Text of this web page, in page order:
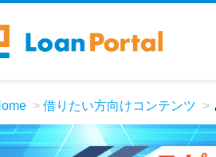
借りたい方向けコンテンツ